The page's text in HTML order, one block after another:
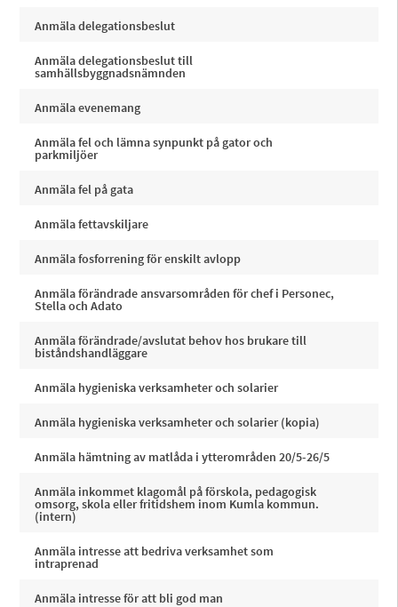
Anmäla delegationsbeslut
Anmäla delegationsbeslut till
samhällsbyggnadsnämnden
Anmäla evenemang
Anmäla fel och lämna synpunkt på gator och
parkmiljöer
Anmäla fel på gata
Anmäla fettavskiljare
Anmäla fosforrening för enskilt avlopp
Anmäla förändrade ansvarsområden för chef i Personec,
Stella och Adato
Anmäla förändrade/avslutat behov hos brukare till
biståndshandläggare
Anmäla hygieniska verksamheter och solarier
Anmäla hygieniska verksamheter och solarier (kopia)
Anmäla hämtning av matlåda i ytterområden 20/5-26/5
Anmäla inkommet klagomål på förskola, pedagogisk
omsorg, skola eller fritidshem inom Kumla kommun.
(intern)
Anmäla intresse att bedriva verksamhet som
intraprenad
Anmäla intresse för att bli god man